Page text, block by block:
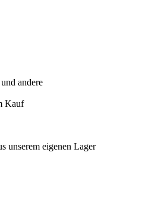
andere
Kauf
unserem eigenen Lager